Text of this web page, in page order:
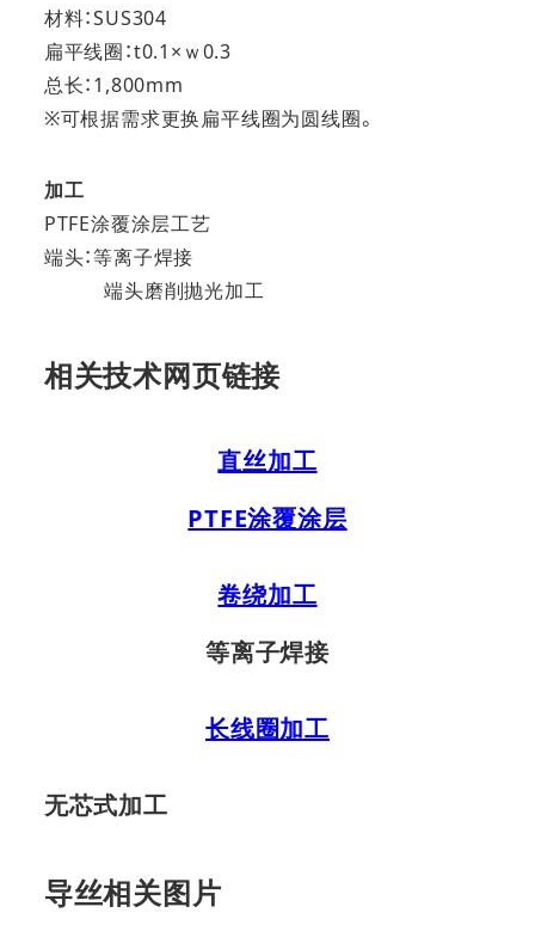
材料：SUS304
扁平线圈：t0.1×ｗ0.3
总长：1,800mm
※可根据需求更换扁平线圈为圆线圈。
加工
PTFE涂覆涂层工艺
端头：等离子焊接
端头磨削抛光加工
相关技术网页链接
直丝加工
PTFE涂覆涂层
卷绕加工
等离子焊接
长线圈加工
无芯式加工
导丝相关图片